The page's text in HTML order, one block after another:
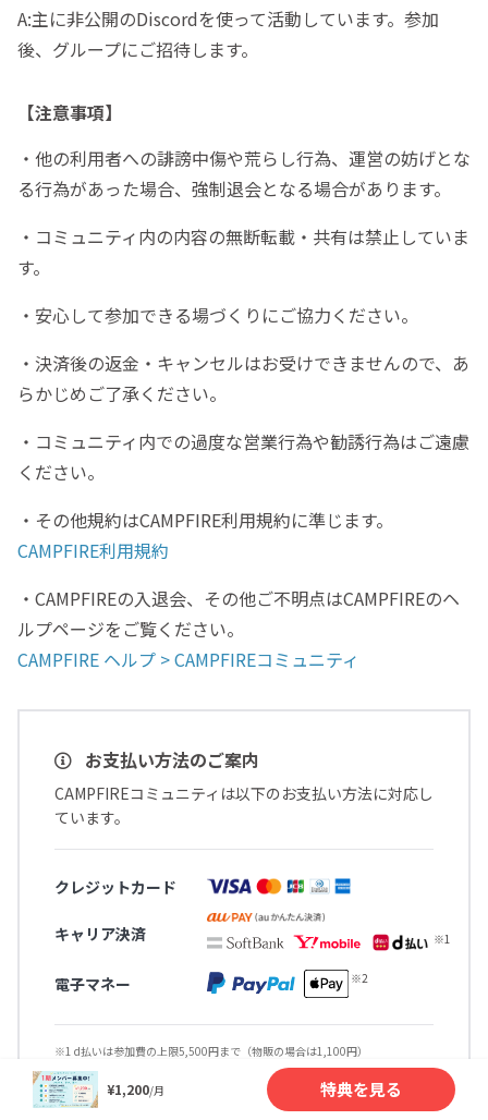
¥1,200/月 特典を見る
A:主に非公開のDiscordを使って活動しています。参加
後、グループにご招待します。
【注意事項】
・他の利用者への誹謗中傷や荒らし行為、運営の妨げとな
る行為があった場合、強制退会となる場合があります。
・コミュニティ内の内容の無断転載・共有は禁止していま
す。
・安心して参加できる場づくりにご協力ください。
・決済後の返金・キャンセルはお受けできませんので、あ
らかじめご了承ください。
・コミュニティ内での過度な営業行為や勧誘行為はご遠慮
ください。
・その他規約はCAMPFIRE利用規約に準じます。
CAMPFIRE利用規約
・CAMPFIREの入退会、その他ご不明点はCAMPFIREのヘ
ルプページをご覧ください。
CAMPFIRE ヘルプ > CAMPFIREコミュニティ
お支払い方法のご案内
CAMPFIREコミュニティは以下のお支払い方法に対応し
ています。
クレジットカード
キャリア決済
電子マネー
※1 d払いは参加費の上限5,500円まで（物販の場合は1,100円）
※2 Apple Payを利用できるのはSafariのみ、初月無料の特典への支払いは利
用対象外
その他詳細や注意事項は 対応しているお支払い方法に